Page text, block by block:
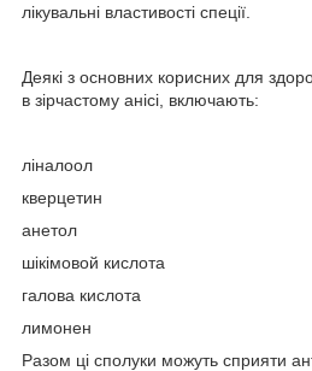
лікувальні властивості спеції.
Деякі з основних корисних для
в зірчастому анісі, включають:
ліналоол
кверцетин
анетол
шікімовой кислота
галова кислота
лимонен
Разом ці сполуки можуть сприяти